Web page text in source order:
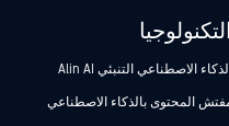
التكنولوجيا
الذكاء الاصطناعي التنبئي Alin AI
المحتوى بالذكاء الاصطناعي